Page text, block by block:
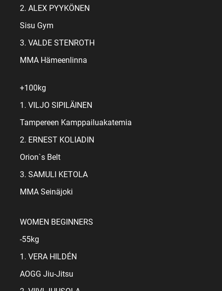
2. ALEX PYYKÖNEN
Sisu Gym
3. VALDE STENROTH
MMA Hämeenlinna
+100kg
1. VILJO SIPILÄINEN
Tampereen Kamppailuakatemia
2. ERNEST KOLIADIN
Orion`s Belt
3. SAMULI KETOLA
MMA Seinäjoki
WOMEN BEGINNERS
-55kg
1. VERA HILDÉN
AOGG Jiu-Jitsu